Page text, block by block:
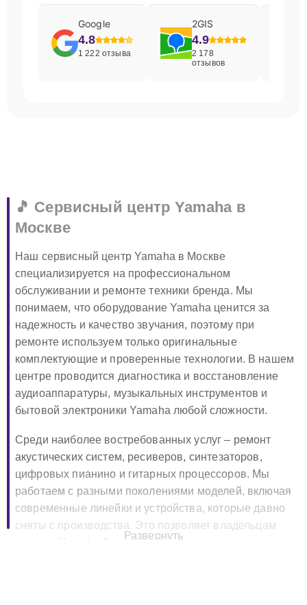
Google
4.8
1 222 отзыва
2GIS
4.9
2 178
отзывов
🎵 Сервисный центр Yamaha в
Москве
Наш сервисный центр Yamaha в Москве
специализируется на профессиональном
обслуживании и ремонте техники бренда. Мы
понимаем, что оборудование Yamaha ценится за
надежность и качество звучания, поэтому при
ремонте используем только оригинальные
комплектующие и проверенные технологии. В нашем
центре проводится диагностика и восстановление
аудиоаппаратуры, музыкальных инструментов и
бытовой электроники Yamaha любой сложности.
Среди наиболее востребованных услуг – ремонт
акустических систем, ресиверов, синтезаторов,
цифровых пианино и гитарных процессоров. Мы
работаем с разными поколениями моделей, включая
современные линейки и устройства, которые давно
сняты с производства. Это позволяет владельцам
техники Yamaha быть уверенными, что их
Развернуть